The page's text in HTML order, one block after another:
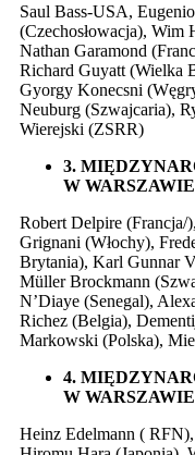
Saul Bass-USA,
(Czechosłowacja), Wim
Nathan Garamond
Richard Guyatt (Wielka
Gyorgy Konecsni
Neuburg (Szwajcaria),
Wierejski (ZSRR)
3.
W WARSZAWIE
Robert Delpire
Grignani (Włochy),
Brytania), Karl Gunnar
Müller Brockmann
N’Diaye (Senegal),
Richez (Belgia),
Markowski (Polska),
4.
W WARSZAWIE
Heinz Edelmann (